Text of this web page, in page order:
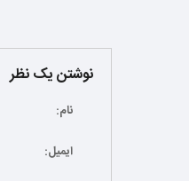
نوشتن یک نظر
نام:
ایمیل: